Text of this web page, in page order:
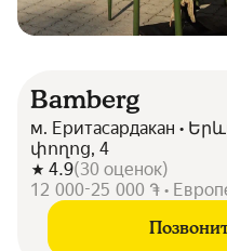
Bamberg
м. Еритасардакан •
փողոց, 4
4.9(30 оценок)
12 000-25 000 ֏ •